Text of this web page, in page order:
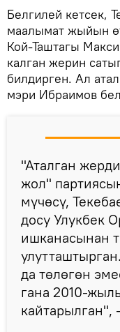
Белгилей кетсек,
маалымат жыйын
Кой-Таштагы
калган жерин
билдирген. Ал
мэри Ибраимов
"Аталган
жол"
мүчөсү,
досу Улукбек
ишканасынан
да төлөгөн
гана 2010-
кайтарылган",